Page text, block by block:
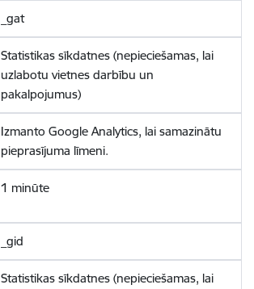
_gat
Statistikas sīkdatnes (nepieciešamas, lai
uzlabotu vietnes darbību un
pakalpojumus)
Izmanto Google Analytics, lai samazinātu
pieprasījuma līmeni.
1 minūte
_gid
Statistikas sīkdatnes (nepieciešamas, lai